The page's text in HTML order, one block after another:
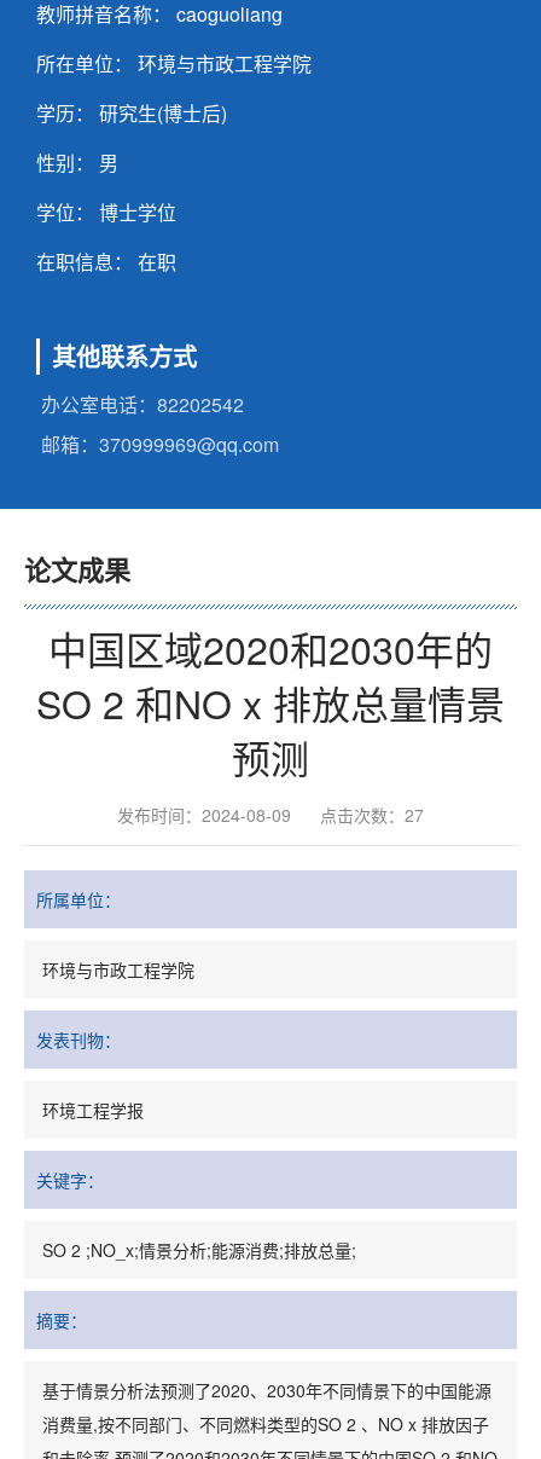
教师拼音名称： caoguoliang
所在单位： 环境与市政工程学院
学历： 研究生(博士后)
性别： 男
学位： 博士学位
在职信息： 在职
其他联系方式
办公室电话： 82202542
邮箱： 370999969@qq.com
论文成果
中国区域2020和2030年的
SO 2 和NO x 排放总量情景
预测
发布时间：2024-08-09 点击次数： 27
所属单位：
环境与市政工程学院
发表刊物：
环境工程学报
关键字：
SO 2 ;NO_x;情景分析;能源消费;排放总量;
摘要：
基于情景分析法预测了2020、2030年不同情景下的中国能源
消费量,按不同部门、不同燃料类型的SO 2 、NO x 排放因子